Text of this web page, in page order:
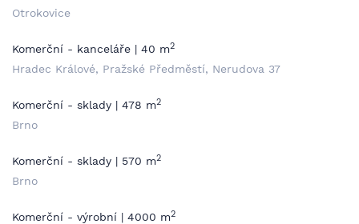
Otrokovice
Komerční - kanceláře | 40 m2
Hradec Králové, Pražské Předměstí, Nerudova 37
Komerční - sklady | 478 m2
Brno
Komerční - sklady | 570 m2
Brno
Komerční - výrobní | 4000 m2